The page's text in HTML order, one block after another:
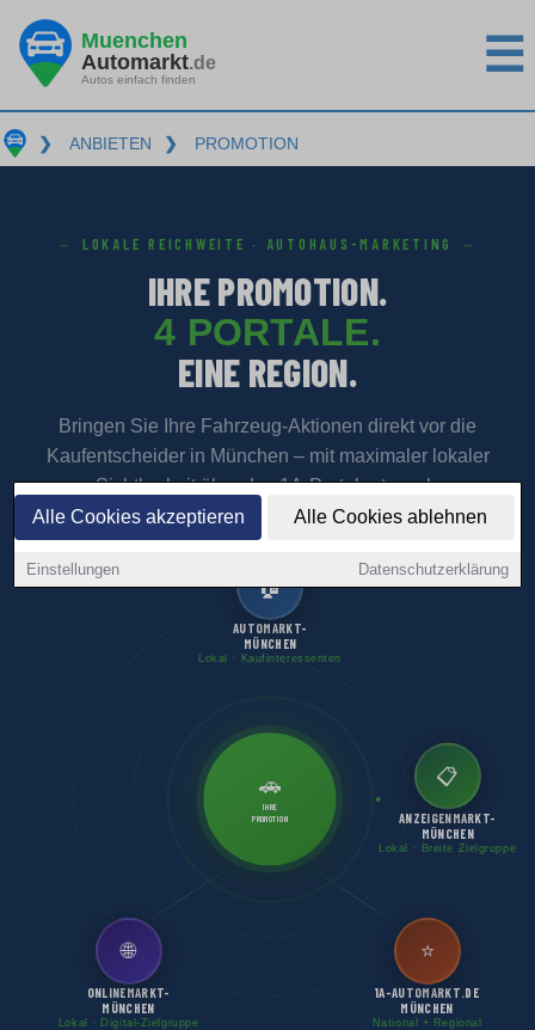
Alle Cookies akzeptieren Alle Cookies ablehnen
Einstellungen Datenschutzerklärung
Muenchen
Automarkt.de
Autos einfach finden ☰
❯ ANBIETEN ❯ PROMOTION
LOKALE REICHWEITE · AUTOHAUS-MARKETING
IHRE PROMOTION.
4 PORTALE.
EINE REGION.
Bringen Sie Ihre Fahrzeug-Aktionen direkt vor die
Kaufentscheider in München – mit maximaler lokaler
Sichtbarkeit über das 1A-Portalnetzwerk.
🚗
IHRE
PROMOTION
🏠
AUTOMARKT-
MÜNCHEN
Lokal · Kaufinteressenten
📋
ANZEIGENMARKT-
MÜNCHEN
Lokal · Breite Zielgruppe
🌐
ONLINEMARKT-
MÜNCHEN
Lokal · Digital-Zielgruppe
⭐
1A-AUTOMARKT.DE
MÜNCHEN
National + Regional